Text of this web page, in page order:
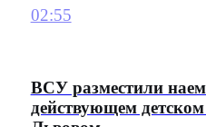
02:55
ВСУ разместили
действующем детском